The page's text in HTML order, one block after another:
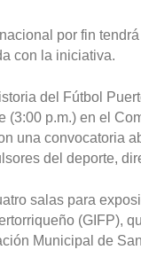
por fin
con la iniciativa.
del Fútbol
(3:00 p.m.) en el
una convocatoria
del deporte,
salas para
(GIFP),
Municipal de